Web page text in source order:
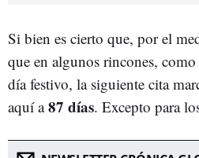
Si bien es cierto que, por el
que en algunos rincones, como
día festivo, la siguiente cita
aquí a87 días. Excepto para